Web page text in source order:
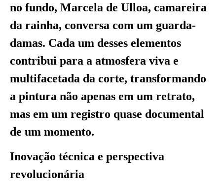
no fundo, Marcela de Ulloa, camareira
da rainha, conversa com um guarda-
damas. Cada um desses elementos
contribui para a atmosfera viva e
multifacetada da corte, transformando
a pintura não apenas em um retrato,
mas em um registro quase documental
de um momento.
Inovação técnica e perspectiva
revolucionária